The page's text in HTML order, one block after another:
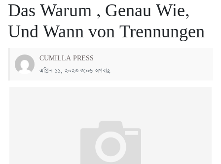
Das Warum , Genau Wie,
Und Wann von Trennungen
CUMILLA PRESS
এপ্রিল ১১, ২০২৩ ৩:০৬ অপরাহ্ণ